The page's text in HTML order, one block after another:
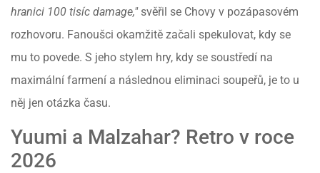
hranici 100 tisíc damage,"svěřil se Chovy v pozápasovém
rozhovoru. Fanoušci okamžitě začali spekulovat, kdy se
mu to povede. S jeho stylem hry, kdy se soustředí na
maximální farmení a následnou eliminaci soupeřů, je to u
něj jen otázka času.
Yuumi a Malzahar? Retro v roce
2026